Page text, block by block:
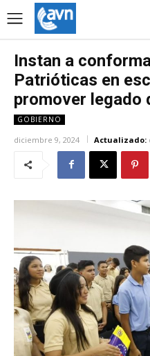
Instan a
Patrióticas en
promover legado
GOBIERNO
diciembre 9, 2024 Actualizado: